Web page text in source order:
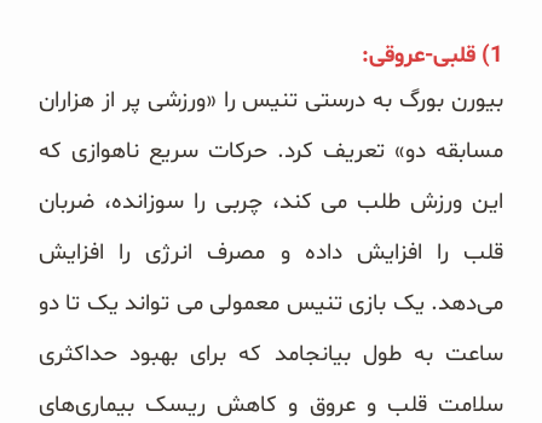
1) قلبی-عروقی:
بیورن بورگ به درستی تنیس را «ورزشی پر از هزاران
مسابقه دو» تعریف کرد. حرکات سریع ناهوازی که
این ورزش طلب می کند، چربی را سوزانده، ضربان
قلب را افزایش داده و مصرف انرژی را افزایش
می‌دهد. یک بازی تنیس معمولی می تواند یک تا دو
ساعت به طول بیانجامد که برای بهبود حداکثری
سلامت قلب و عروق و کاهش ریسک بیماری‌های